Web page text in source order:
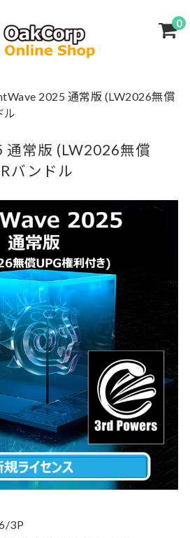
0
2025 通常版 (LW2026無償
ル
通常版 (LW2026無償
バンドル
3P